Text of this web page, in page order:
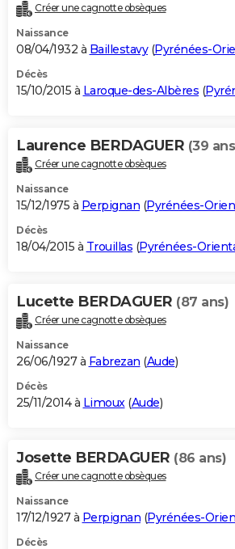
Créer une cagnotte obsèques
Naissance
08/04/1932 à Baillestavy(Pyrénées-
Décès
15/10/2015 à Laroque-des-Albères (
Laurence BERDAGUER (39
Créer une cagnotte obsèques
Naissance
15/12/1975 à Perpignan (Pyrénées-
Décès
18/04/2015 à Trouillas (Pyrénées-
Lucette BERDAGUER (87 ans)
Créer une cagnotte obsèques
Naissance
26/06/1927 à Fabrezan (Aude)
Décès
25/11/2014 à Limoux(Aude)
Josette BERDAGUER (86 ans)
Créer une cagnotte obsèques
Naissance
17/12/1927 à Perpignan (Pyrénées-
Décès